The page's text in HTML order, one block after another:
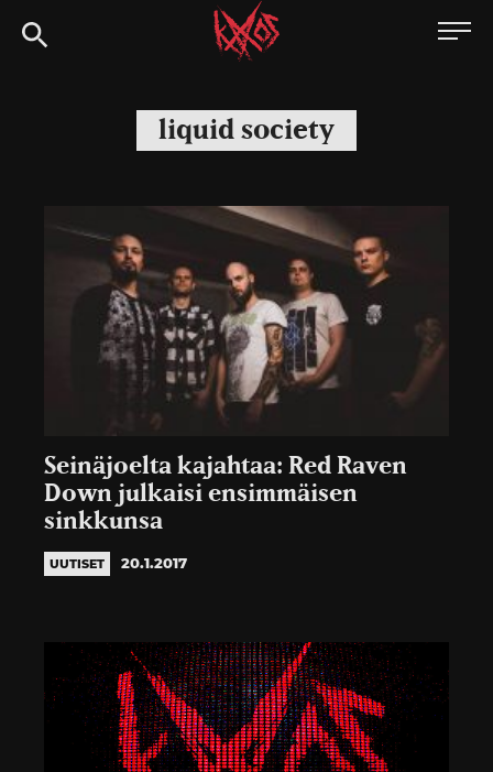
Siirry
suoraan
Kaaoszine
liquid society
Seinäjoelta kajahtaa: Red Raven
Down julkaisi ensimmäisen
sinkkunsa
UUTISET 20.1.2017